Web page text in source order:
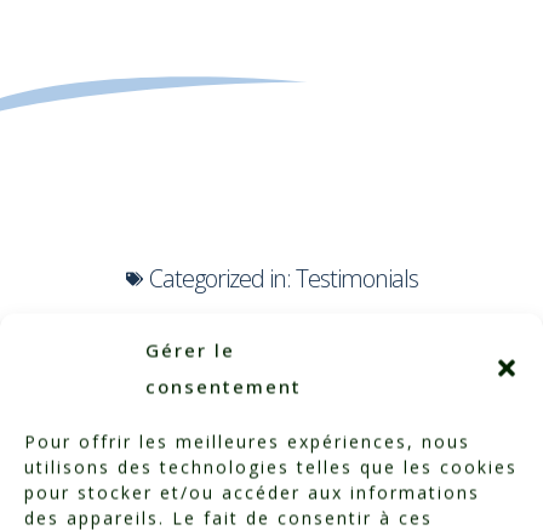
Gérer le
consentement
Pour offrir les meilleures expériences, nous
utilisons des technologies telles que les cookies
pour stocker et/ou accéder aux informations
des appareils. Le fait de consentir à ces
Categorized in:Testimonials